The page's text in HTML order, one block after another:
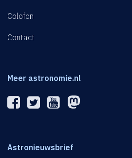
Colofon
Contact
Meer astronomie.nl
Astronieuwsbrief